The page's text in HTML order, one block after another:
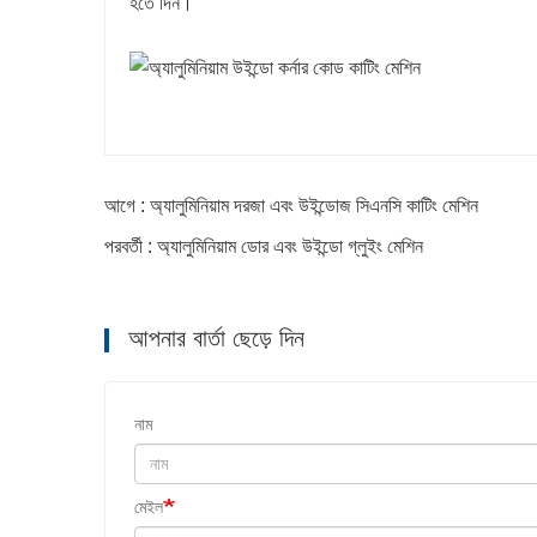
আগে : অ্যালুমিনিয়াম দরজা এবং উইন্ডোজ সিএনসি কাটিং মেশিন
পরবর্তী : অ্যালুমিনিয়াম ডোর এবং উইন্ডো গ্লুইং মেশিন
আপনার বার্তা ছেড়ে দিন
নাম
মেইল